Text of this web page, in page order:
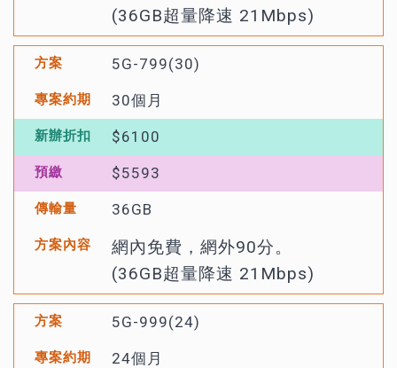
(36GB超量降速 21Mbps)
5G-799(30)
30個月
$6100
$5593
36GB
網內免費，網外90分。
(36GB超量降速 21Mbps)
5G-999(24)
24個月